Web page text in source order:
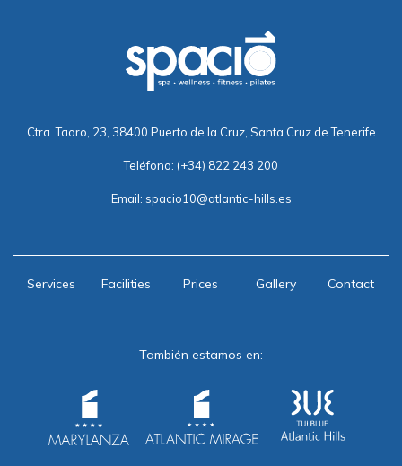
Ctra. Taoro, 23, 38400 Puerto de la Cruz, Santa Cruz de Tenerife
Teléfono: (+34) 822 243 200
Email: spacio10@atlantic-hills.es
Services Facilities Prices Gallery Contact
También estamos en: